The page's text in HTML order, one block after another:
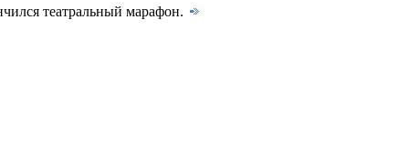
театральный марафон.